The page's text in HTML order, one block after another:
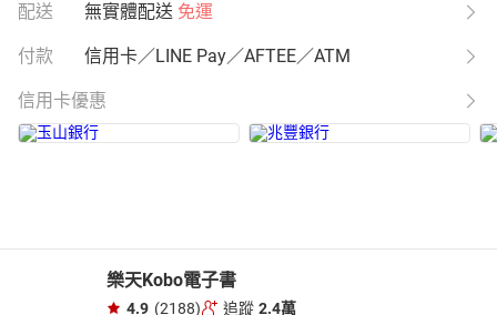
配送 無實體配送 免運
付款 信用卡／LINE Pay／AFTEE／ATM
信用卡優惠
樂天Kobo電子書
4.9 (2188) 追蹤 2.4萬